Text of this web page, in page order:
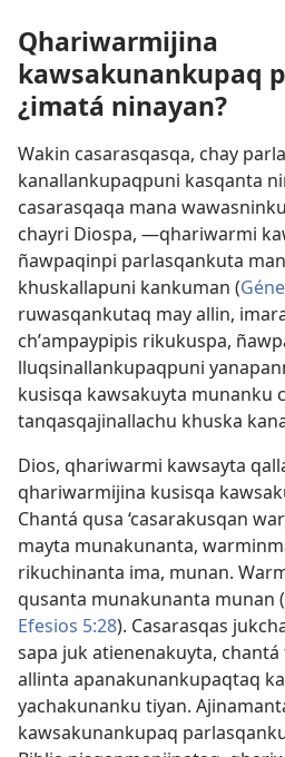
Qhariwarmijina
kawsakunankupaq
¿imatá ninayan?
Wakin casarasqasqa, chay
kanallankupaqpuni kasqanta
casarasqaqa mana
chayri Diospa, —qhariwarmi
ñawpaqinpi parlasqankuta
khuskallapuni kankuman (
ruwasqankutaq may allin,
chʼampaypipis rikukuspa,
lluqsinallankupaqpuni
kusisqa kawsakuyta munanku
tanqasqajinallachu khuska
Dios, qhariwarmi kawsayta
qhariwarmijina kusisqa
Chantá qusa ‘casarakusqan
mayta munakunanta,
rikuchinanta ima, munan.
qusanta munakunanta munan (
Efesios 5:28). Casarasqas
sapa juk atienenakuyta,
allinta apanakunankupaqtaq
yachakunanku tiyan.
kawsakunankupaq